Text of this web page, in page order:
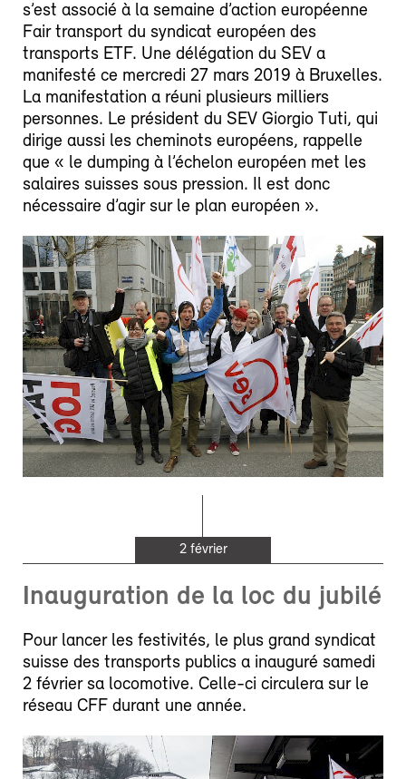
s’est associé à la semaine d’action européenne
Fair transport du syndicat européen des
transports ETF. Une délégation du SEV a
manifesté ce mercredi 27 mars 2019 à Bruxelles.
La manifestation a réuni plusieurs milliers
personnes. Le président du SEV Giorgio Tuti, qui
dirige aussi les cheminots européens, rappelle
que « le dumping à l’échelon européen met les
salaires suisses sous pression. Il est donc
nécessaire d’agir sur le plan européen ».
2 février
Inauguration de la loc du jubilé
Pour lancer les festivités, le plus grand syndicat
suisse des transports publics a inauguré samedi
2 février sa locomotive. Celle-ci circulera sur le
réseau CFF durant une année.